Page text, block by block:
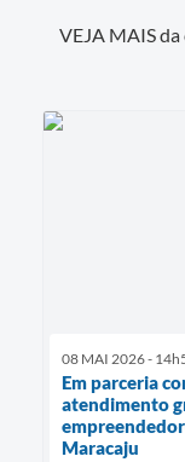
VEJA MAIS
08 MAI 2026 -
Em parceria
atendimento
Maracaju